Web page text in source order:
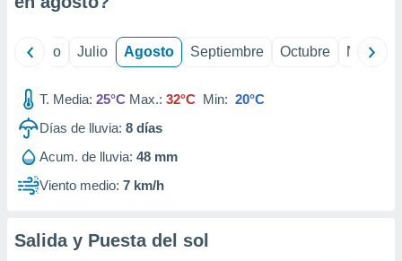
mediante
publicidad
publicidad
Junio Julio Agosto Septiembre Octubre
T. Media: 25°C Max.: 32°C Min: 20°C
Días de lluvia: 8 días
Acum. de lluvia: 48 mm
Viento medio: 7 km/h
Salida y Puesta del sol